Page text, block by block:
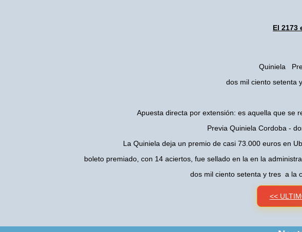
El 2173
Quiniela
dos mil ciento setenta
Apuesta directa por extensión: es aquella que se
Previa Quiniela Cordoba -
La Quiniela deja un premio de casi 73.000 euros en
boleto premiado, con 14 aciertos, fue sellado en la en la
dos mil ciento setenta y tres a
<<